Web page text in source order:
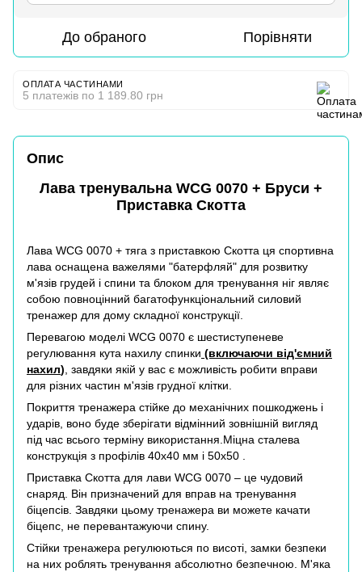
До обраного Порівняти
ОПЛАТА ЧАСТИНАМИ
5 платежів по 1 189.80 грн
Опис
Лава тренувальна WCG 0070 + Бруси +
Приставка Скотта
Лава WCG 0070 + тяга з приставкою Скотта ця спортивна
лава оснащена важелями "батерфляй" для розвитку
м'язів грудей і спини та блоком для тренування ніг являє
собою повноцінний багатофункціональний силовий
тренажер для дому складної конструкції.
Перевагою моделі WCG 0070 є шестиступеневе
регулювання кута нахилу спинки (включаючи від'ємний
нахил), завдяки якій у вас є можливість робити вправи
для різних частин м'язів грудної клітки.
Покриття тренажера стійке до механічних пошкоджень і
ударів, воно буде зберігати відмінний зовнішній вигляд
під час всього терміну використання.Міцна сталева
конструкція з профілів 40х40 мм і 50х50 .
Приставка Скотта для лави WCG 0070 – це чудовий
снаряд. Він призначений для вправ на тренування
біцепсів. Завдяки цьому тренажера ви можете качати
біцепс, не перевантажуючи спину.
Стійки тренажера регулюються по висоті, замки безпеки
на них роблять тренування абсолютно безпечною. М'яка